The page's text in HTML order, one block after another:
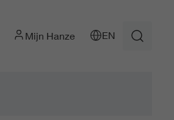
Mijn Hanze EN